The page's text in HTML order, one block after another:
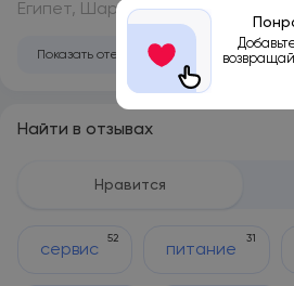
Египет, Шарм-эль-Шейх
Показать отель на карте
Найти в отзывах
Нравится
сервис
52
питание
31